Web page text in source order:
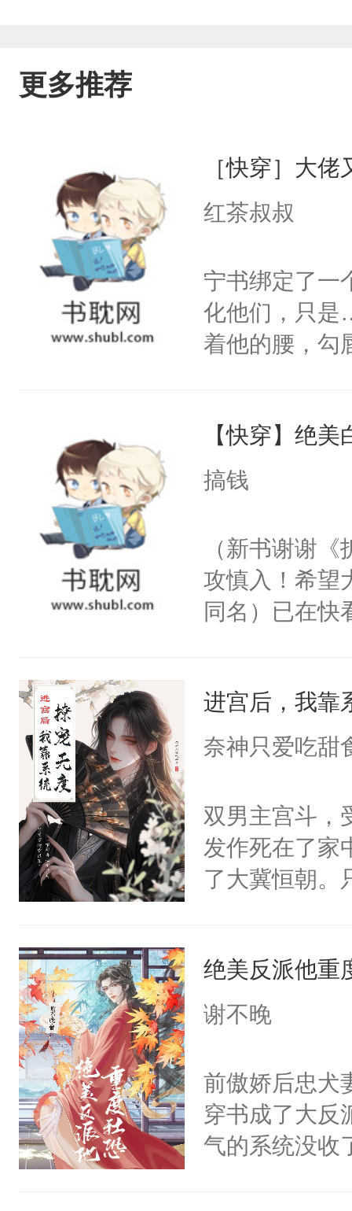
更多推荐
［快穿］大
红茶叔叔
宁书绑定了一
化他们，只是
着他的腰，勾
来，给老公
用力——为你
【快穿】绝
搞钱
（新书谢谢
攻慎入！希望
同名）已在快
成为所有白莲
I，他们决定
莲花可不止有
点脑袋，看着
常见问题一：
教科书版：“
母的微笑：“
留看着面前
人，突然醒悟
卫天还没亮，
腰：“陛下，
不好了！”“那
进宫后，我靠
奈神只爱吃甜
双男主宫斗，
发作死在了家
了大冀恒朝。
惜被人暗害，
绝。主神知晓
朝，一个从未
为三种性别。
构与男子相同
了一颗红色
绝美反派他重
谢不晚
前傲娇后忠犬
穿书成了大反
气的系统没收